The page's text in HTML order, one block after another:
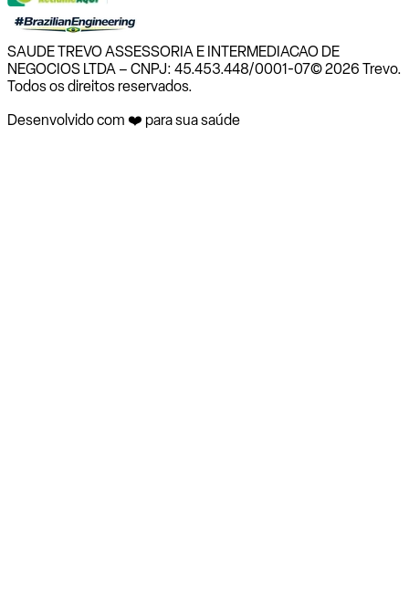
SAUDE TREVO ASSESSORIA E INTERMEDIACAO DE
NEGOCIOS LTDA – CNPJ: 45.453.448/0001-07© 2026 Trevo.
Todos os direitos reservados.
Desenvolvido com ❤️ para sua saúde